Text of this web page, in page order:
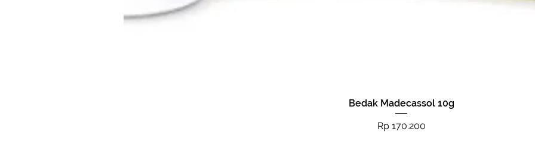
Tampilan Cepat
Bedak Madecassol 10g
Harga
Rp 170.200